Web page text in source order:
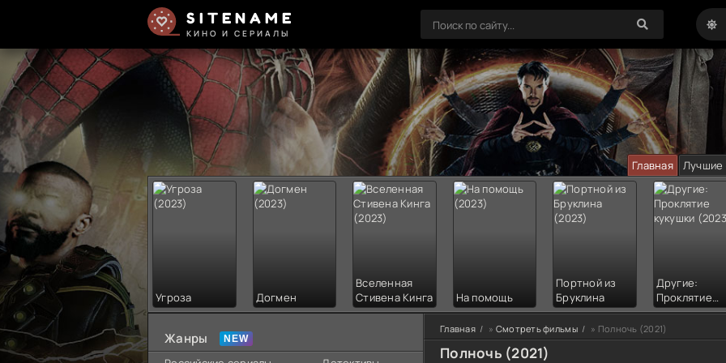
SITENAME
КИНО И СЕРИАЛЫ
Главная Лучшие
Угроза Догмен
Вселенная
Стивена Кинга
На помощь
Портной из
Бруклина
Другие:
Проклятие
кукушки
Жанры
Главная » Смотреть фильмы » Полночь (2021)
Полночь (2021)